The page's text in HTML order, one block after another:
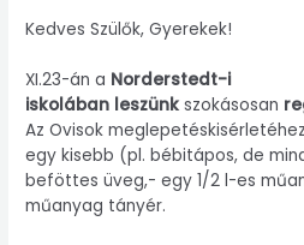
Kedves Szülők, Gyerekek!
XI.23-án a Norderstedt-i
iskolában leszünkszokásosan
Az Ovisok
egy kisebb (pl. bébitápos, de
beföttes üveg,- egy 1/2 l-es
műanyag tányér.